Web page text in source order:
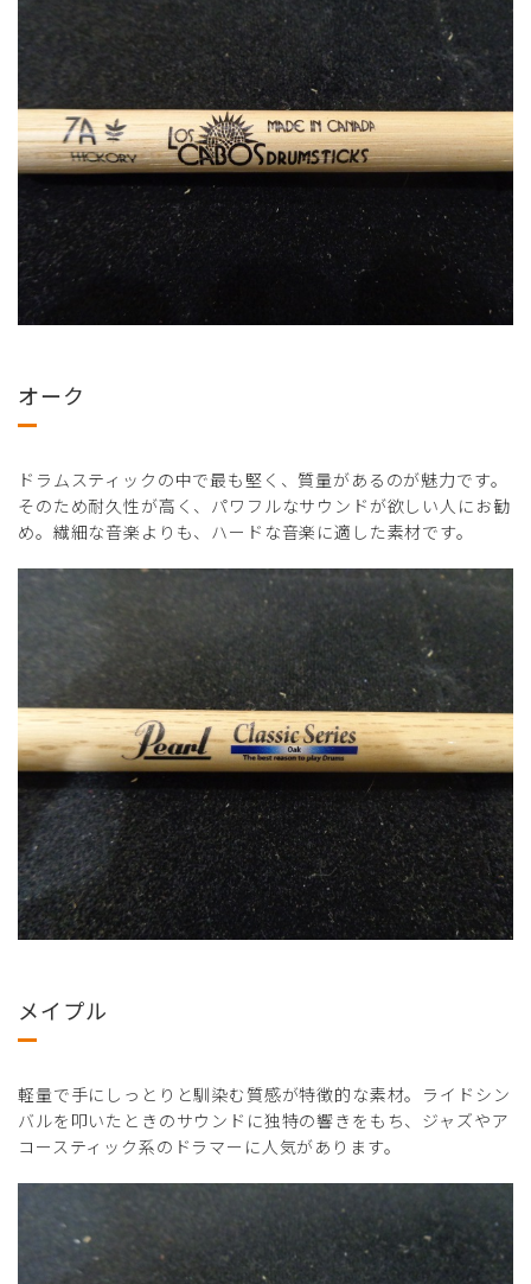
オーク
ドラムスティックの中で最も堅く、質量があるのが魅力です。
そのため耐久性が高く、パワフルなサウンドが欲しい人にお勧
め。繊細な音楽よりも、ハードな音楽に適した素材です。
メイプル
軽量で手にしっとりと馴染む質感が特徴的な素材。ライドシン
バルを叩いたときのサウンドに独特の響きをもち、ジャズやア
コースティック系のドラマーに人気があります。